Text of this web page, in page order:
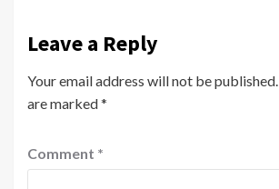
Leave a Reply
Your email address will not be published.
are marked*
Comment *